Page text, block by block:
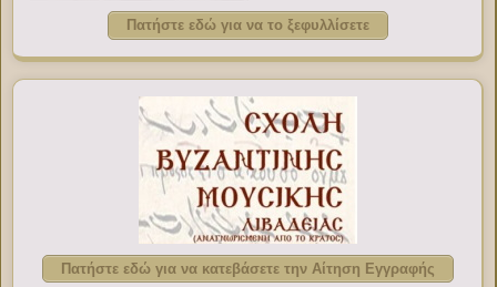
Πατήστε εδώ για να το ξεφυλλίσετε
Πατήστε εδώ για να κατεβάσετε την Αίτηση Εγγραφής